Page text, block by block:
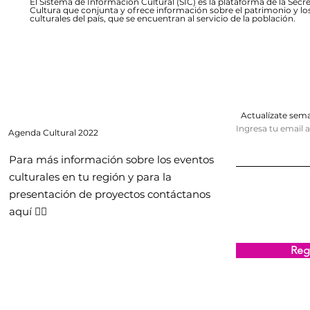
Cultura que conjunta y ofrece información sobre el patrimonio y
culturales del país, que se encuentran al servicio de la población.
Agenda Cultural 2022
Para más información sobre los eventos
culturales en tu región y para la
presentación de proyectos contáctanos
aquí 👇🏻
Actualízate
Ingresa tu email